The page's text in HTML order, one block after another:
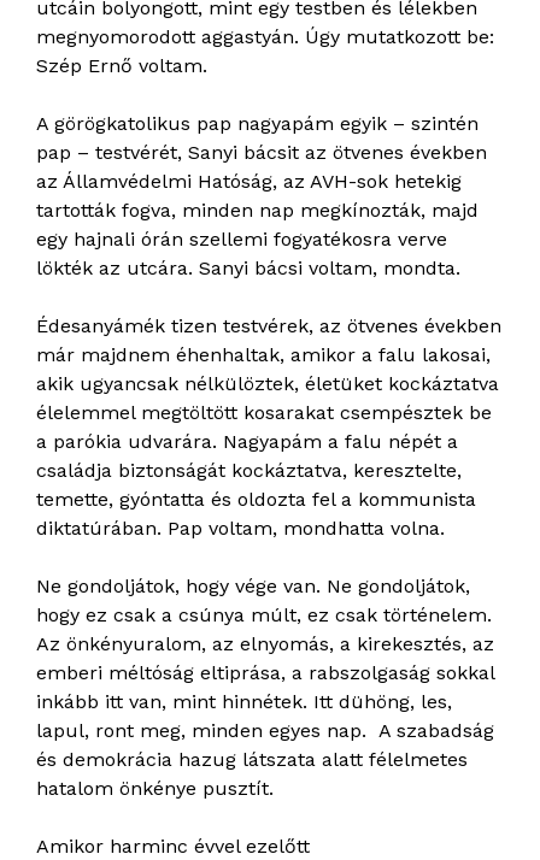
utcáin bolyongott, mint egy testben és lélekben
megnyomorodott aggastyán. Úgy mutatkozott be:
Szép Ernő voltam.
A görögkatolikus pap nagyapám egyik – szintén
pap – testvérét, Sanyi bácsit az ötvenes években
az Államvédelmi Hatóság, az AVH-sok hetekig
tartották fogva, minden nap megkínozták, majd
egy hajnali órán szellemi fogyatékosra verve
lökték az utcára. Sanyi bácsi voltam, mondta.
Édesanyámék tizen testvérek, az ötvenes években
már majdnem éhenhaltak, amikor a falu lakosai,
akik ugyancsak nélkülöztek, életüket kockáztatva
élelemmel megtöltött kosarakat csempésztek be
a parókia udvarára. Nagyapám a falu népét a
családja biztonságát kockáztatva, keresztelte,
temette, gyóntatta és oldozta fel a kommunista
diktatúrában. Pap voltam, mondhatta volna.
Ne gondoljátok, hogy vége van. Ne gondoljátok,
hogy ez csak a csúnya múlt, ez csak történelem.
Az önkényuralom, az elnyomás, a kirekesztés, az
emberi méltóság eltiprása, a rabszolgaság sokkal
inkább itt van, mint hinnétek. Itt dühöng, les,
lapul, ront meg, minden egyes nap. A szabadság
és demokrácia hazug látszata alatt félelmetes
hatalom önkénye pusztít.
Amikor harminc évvel ezelőtt